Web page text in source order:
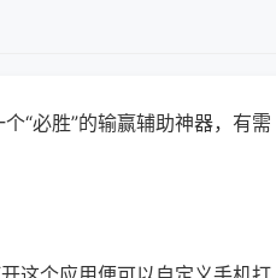
“必胜”的输赢辅助神器，有需